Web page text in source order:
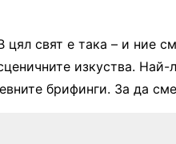
цял свят е така – и ние
изкуства.
брифинги. За да